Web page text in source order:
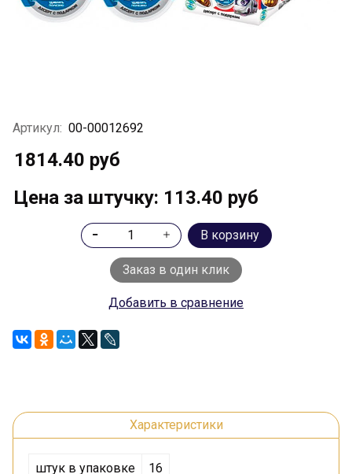
Артикул: 00-00012692
1814.40 руб
Цена за штучку: 113.40 руб
В корзину
Заказ в один клик
Добавить в сравнение
Характеристики
штук в упаковке 16